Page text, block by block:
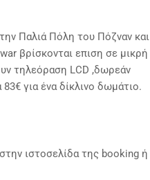
Παλιά Πόλη του Πόζναν και
βρίσκονται επιση σε μικρή
τηλεόραση LCD ,δωρεάν
για ένα δίκλινο δωμάτιο.
ιστοσελίδα της booking ή